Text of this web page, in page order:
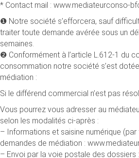
* Contact mail : www.mediateurconso-
❶ Notre société s’efforcera, sauf
traiter toute demande avérée sous un
semaines.
❷ Conformément à l’article L.612-1 du
consommation notre société s’est
médiation :
Si le différend commercial n’est pas
Vous pourrez vous adresser au
selon les modalités ci-après :
– Informations et saisine numérique
demandes de médiation :
– Envoi par la voie postale des dossiers